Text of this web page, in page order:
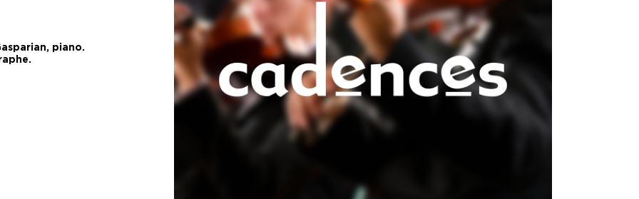
piano.